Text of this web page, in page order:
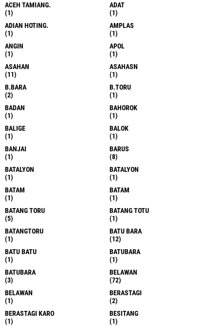
ACEH TAMIANG.
(1)
ADAT
(1)
ADIAN HOTING.
(1)
AMPLAS
(1)
ANGIN
(1)
APOL
(1)
ASAHAN
(11)
ASAHASN
(1)
B.BARA
(2)
B.TORU
(1)
BADAN
(1)
BAHOROK
(1)
BALIGE
(1)
BALOK
(1)
BANJAI
(1)
BARUS
(8)
BATALYON
(1)
BATALYON
(1)
BATAM
(1)
BATAM
(1)
BATANG TORU
(5)
BATANG TOTU
(1)
BATANGTORU
(1)
BATU BARA
(12)
BATU BATU
(1)
BATUBARA
(1)
BATUBARA
(3)
BELAWAN
(72)
BELAWAN
(1)
BERASTAGI
(2)
BERASTAGI KARO
(1)
BESITANG
(1)